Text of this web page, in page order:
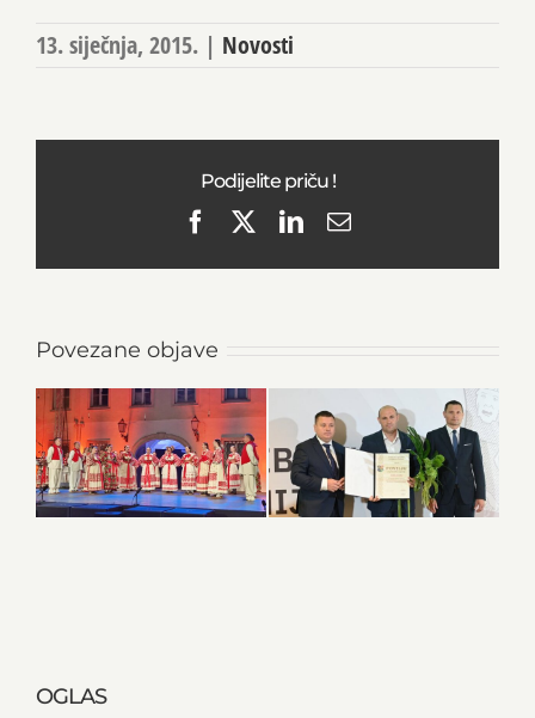
13. siječnja, 2015. | Novosti
Podijelite priču !
FacebookLinkedIn
Email
Povezane objave
OGLAS